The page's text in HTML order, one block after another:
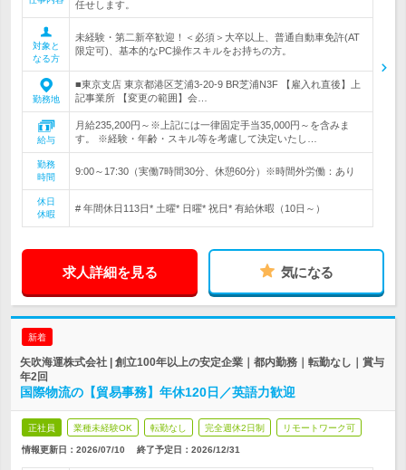
任せします。
対象と
なる方
未経験・第二新卒歓迎！＜必須＞大卒以上、普通自動車免許(AT
限定可)、基本的なPC操作スキルをお持ちの方。
勤務地
■東京支店 東京都港区芝浦3-20-9 BR芝浦N3F 【雇入れ直後】上
記事業所 【変更の範囲】会…
給与
月給235,200円～※上記には一律固定手当35,000円～を含みま
す。 ※経験・年齢・スキル等を考慮して決定いたし…
勤務
時間
9:00～17:30（実働7時間30分、休憩60分）※時間外労働：あり
休日
休暇
# 年間休日113日* 土曜* 日曜* 祝日* 有給休暇（10日～）
求人詳細を見る 気になる
新着
矢吹海運株式会社 | 創立100年以上の安定企業｜都内勤務｜転勤なし｜賞与
年2回
国際物流の【貿易事務】年休120日／英語力歓迎
正社員 業種未経験OK 転勤なし 完全週休2日制 リモートワーク可
情報更新日：2026/07/10 終了予定日： 2026/12/31